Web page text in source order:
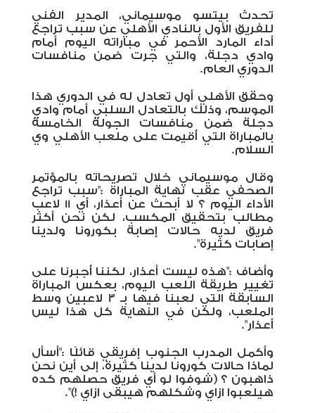
تحدث بيتسو موسيماني، المدير الفني
للفريق الأول بالنادي الأهلي عن سبب تراجع
أداء المارد الأحمر في مباراته اليوم أمام
وادي دجلة، والتي جرت ضمن منافسات
الدوري العام.
وحقق الأهلي أول تعادل له في الدوري هذا
الموسم، وذلك بالتعادل السلبي أمام وادي
دجلة ضمن منافسات الجولة الخامسة
بالمباراة التي أُقيمت على ملعب الأهلي وي
السلام.
وقال موسيماني خلال تصريحاته بالمؤتمر
الصحفي عقب نهاية المباراة :"سبب تراجع
الأداء اليوم ؟ لا أبحث عن أعذار، أي 11 لاعب
مطالب بتحقيق المكسب، لكن نحن أكثر
فريق لديه حالات إصابة بكورونا ولدينا
إصابات كثيرة".
وأضاف :"هذه ليست أعذار، لكننا أُجبرنا على
تغيير طريقة اللعب اليوم، بعكس المباراة
السابقة التي لعبنا فيها بـ 3 لاعبين وسط
الملعب، ولكن في النهاية كل هذا ليس
أعذار".
وأكمل المدرب الجنوب إفريقي قائلًا :"أسأل
لماذا حالات كورونا لدينا كثيرة، إلى أين نحن
ذاهبون ؟ (شوفوا لو أي فريق حصلهم كده
هيلعبوا ازاي وشكلهم هيبقى ازاي !)".